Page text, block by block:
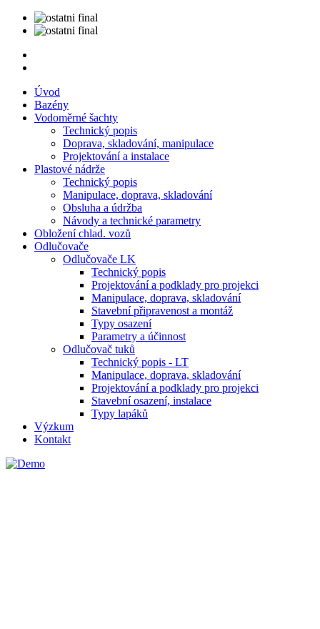
Úvod
Bazény
Vodoměrné šachty
Technický popis
Doprava, skladování, manipulace
Projektování a instalace
Plastové nádrže
Technický popis
Manipulace, doprava, skladování
Obsluha a údržba
Návody a technické parametry
Obložení chlad. vozů
Odlučovače
Odlučovače LK
Technický popis
Projektování a podklady pro projekci
Manipulace, doprava, skladování
Stavební připravenost a montáž
Typy osazení
Parametry a účinnost
Odlučovač tuků
Technický popis - LT
Manipulace, doprava, skladování
Projektování a podklady pro projekci
Stavební osazení, instalace
Typy lapáků
Výzkum
Kontakt